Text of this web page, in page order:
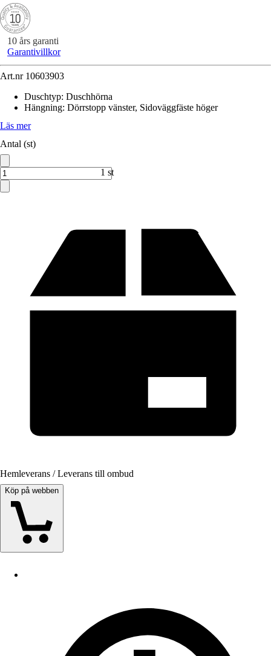
10 års garanti
Garantivillkor
Art.nr 10603903
Duschtyp: Duschhörna
Hängning: Dörrstopp vänster, Sidoväggfäste höger
Läs mer
Antal (st)
1 st
Hemleverans / Leverans till ombud
Köp på webben